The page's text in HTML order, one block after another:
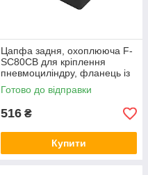
Цапфа задня, охоплююча F-
SC80CB для кріплення
пневмоциліндру, фланець із
віссю, що охоплююча підвіску
Готово до відправки
516 ₴
Купити